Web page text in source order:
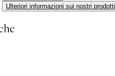
Ulteriori informazioni sui nostri prodotti